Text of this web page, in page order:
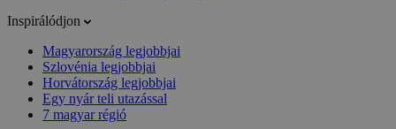
Inspirálódjon
Magyarország legjobbjai
Szlovénia legjobbjai
Horvátország legjobbjai
Egy nyár teli utazással
7 magyar régió